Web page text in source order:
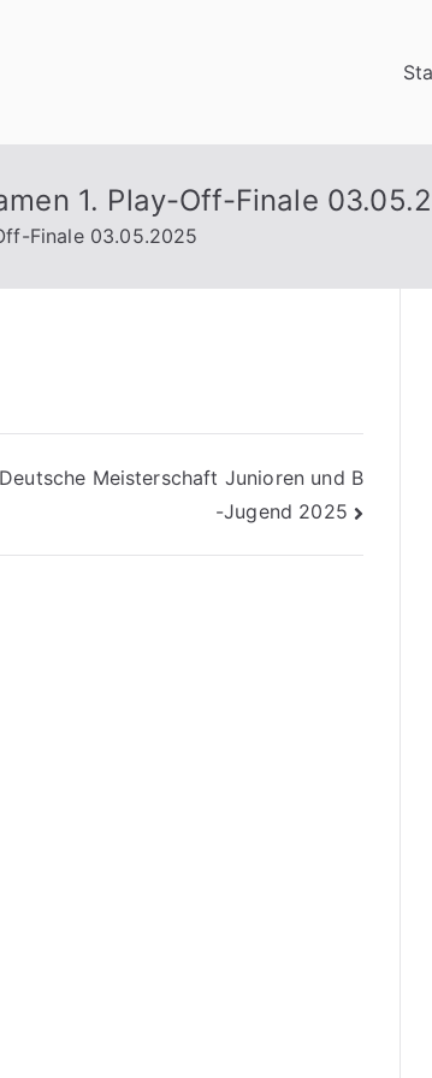
1. Play-Off-Finale
Finale 03.05.2025
Meisterschaft Junioren und B
-Jugend 2025